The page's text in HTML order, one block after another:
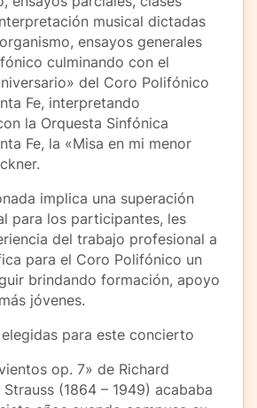
musical dictadas
ensayos generales
culminando con el
del Coro Polifónico
Fe, interpretando
la Orquesta Sinfónica
Fe, la «Misa en mi menor
implica una superación
para los participantes, les
del trabajo profesional a
para el Coro Polifónico un
brindando formación, apoyo
jóvenes.
para este concierto
op. 7» de Richard
Strauss (1864 – 1949) acababa